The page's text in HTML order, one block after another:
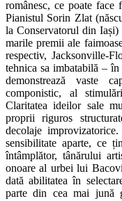
românesc, ce poate face
Pianistul Sorin Zlat
la Conservatorul din
marile premii ale
respectiv, Jacksonville-
tehnica sa imbatabilă –
demonstrează vaste
componistic, al
Claritatea ideilor sale
proprii riguros
decolaje
sensibilitate aparte, ce
întâmplător, tânărului
onoare al urbei lui
dată abilitatea în
parte din cea mai jună